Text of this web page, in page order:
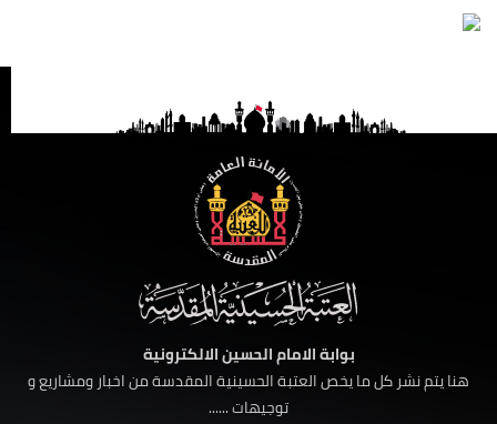
بوابة الامام الحسين الالكترونية
هنا يتم نشر كل ما يخص العتبة الحسينية المقدسة من اخبار ومشاريع و
توجيهات ......